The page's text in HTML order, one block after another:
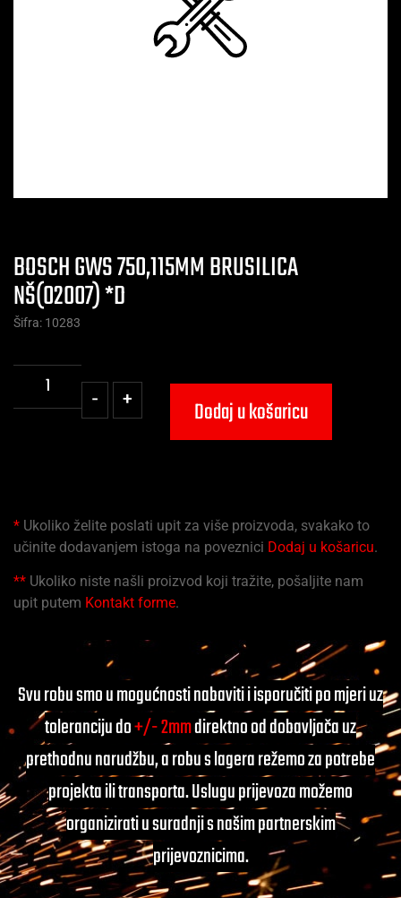
BOSCH GWS 750,115MM BRUSILICA
NŠ(02007) *D
Šifra: 10283
- + Dodaj u košaricu
* Ukoliko želite poslati upit za više proizvoda, svakako to
učinite dodavanjem istoga na poveznici Dodaj u košaricu.
** Ukoliko niste našli proizvod koji tražite, pošaljite nam
upit putem Kontakt forme.
Svu robu smo u mogućnosti nabaviti i isporučiti po mjeri uz
toleranciju do+/- 2mmdirektno od dobavljača uz
prethodnu narudžbu, a robu s lagera režemo za potrebe
projekta ili transporta. Uslugu prijevoza možemo
organizirati u suradnji s našim partnerskim
prijevoznicima.